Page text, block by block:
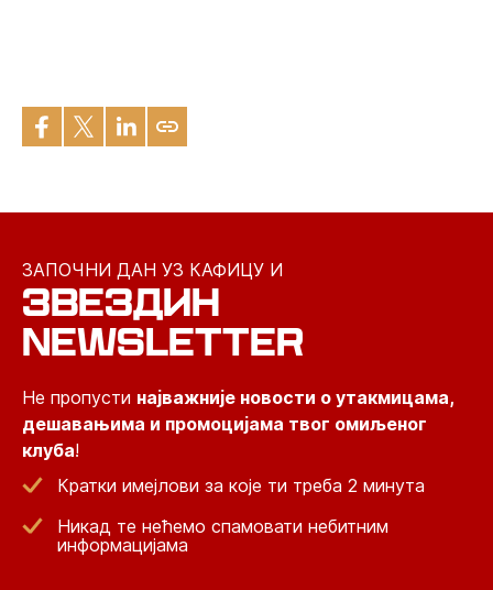
ЗАПОЧНИ ДАН УЗ КАФИЦУ И
ЗВЕЗДИН
NEWSLETTER
Не пропусти најважније новости о утакмицама,
дешавањима и промоцијама твог омиљеног
клуба!
Кратки имејлови за које ти треба 2 минута
Никад те нећемо спамовати небитним
информацијама